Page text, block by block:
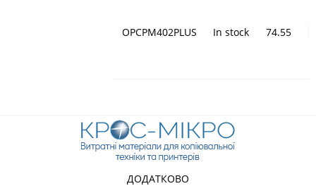
OPCPM402PLUS In stock 74.55
ДОДАТКОВО